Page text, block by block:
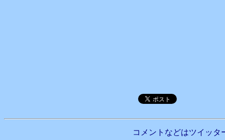
コメントなどはツイッタ